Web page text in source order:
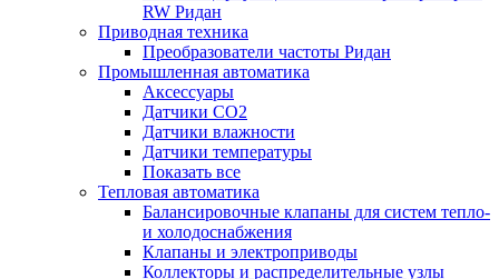
RW Ридан
Приводная техника
Преобразователи частоты Ридан
Промышленная автоматика
Аксессуары
Датчики CO2
Датчики влажности
Датчики температуры
Показать все
Тепловая автоматика
Балансировочные клапаны для систем тепло-
и холодоснабжения
Клапаны и электроприводы
Коллекторы и распределительные узлы